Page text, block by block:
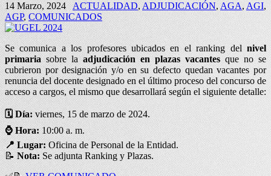
14 Marzo, 2024 ACTUALIDAD, ADJUDICACIÓN, AGA, AGI,
AGP, COMUNICADOS
Se comunica a los profesores ubicados en el ranking del nivel
primariasobre laadjudicación en plazas vacantesque no se
cubrieron por designación y/o en su defecto quedan vacantes por
renuncia del docente designado en el último proceso del concurso de
acceso a cargos, el mismo que desarrollará según el siguiente detalle:
🗓️ Día:viernes, 15 de marzo de 2024.
⌚Hora:10:00 a. m.
📍Lugar:Oficina de Personal de la Entidad.
📝Nota:Se adjunta Ranking y Plazas.